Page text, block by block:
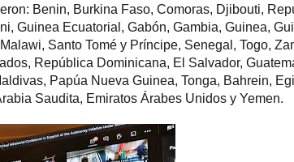
Benin, Burkina Faso, Comoras, Djibouti,
Guinea Ecuatorial, Gabón, Gambia, Guinea,
Santo Tomé y Príncipe, Senegal, Togo,
República Dominicana, El Salvador,
Papúa Nueva Guinea, Tonga, Bahrein,
Saudita, Emiratos Árabes Unidos y Yemen.